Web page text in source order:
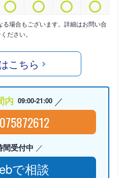
場合もございます。詳細はお問い合
ださい。
こちら
内 09:00-21:00
間受付中
で相談